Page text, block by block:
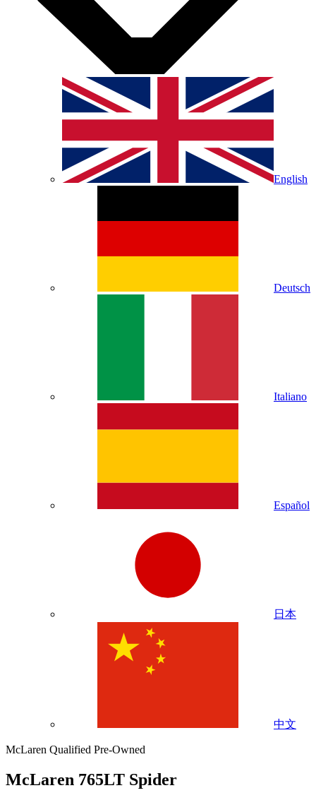
English
Deutsch
Italiano
Español
日本
中文
McLaren Qualified Pre-Owned
McLaren 765LT Spider